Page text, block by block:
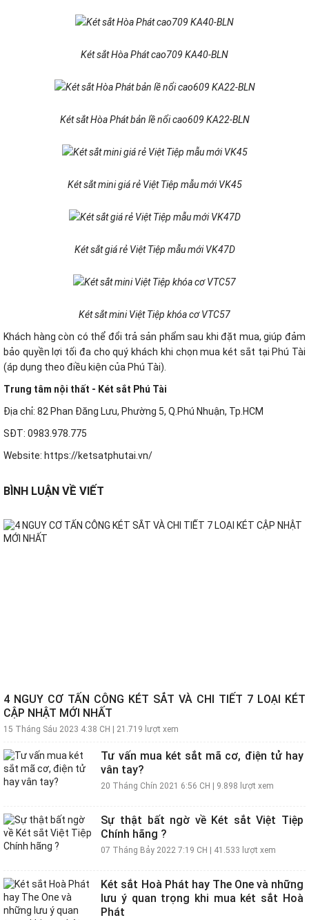
Két sắt Hòa Phát cao709 KA40-BLN
Két sắt Hòa Phát bản lề nổi cao609 KA22-BLN
Két sắt mini giá rẻ Việt Tiệp mẫu mới VK45
Két sắt giá rẻ Việt Tiệp mẫu mới VK47D
Két sắt mini Việt Tiệp khóa cơ VTC57
Khách hàng còn có thể đổi trả sản phẩm sau khi đặt mua, giúp đảm
bảo quyền lợi tối đa cho quý khách khi chọn mua két sắt tại Phú Tài
(áp dụng theo điều kiện của Phú Tài).
Trung tâm nội thất - Két sắt Phú Tài
Địa chỉ: 82 Phan Đăng Lưu, Phường 5, Q.Phú Nhuận, Tp.HCM
SĐT: 0983.978.775
Website: https://ketsatphutai.vn/
BÌNH LUẬN VỀ VIẾT
4 NGUY CƠ TẤN CÔNG KÉT SẮT VÀ CHI TIẾT 7 LOẠI KÉT
CẬP NHẬT MỚI NHẤT
15 Tháng Sáu 2023 4:38 CH 21.719 lượt xem
Tư vấn mua két sắt mã cơ, điện tử hay
vân tay?
20 Tháng Chín 2021 6:56 CH 9.898 lượt xem
Sự thật bất ngờ về Két sắt Việt Tiệp
Chính hãng ?
07 Tháng Bảy 2022 7:19 CH 41.533 lượt xem
Két sắt Hoà Phát hay The One và những
lưu ý quan trọng khi mua két sắt Hoà
Phát